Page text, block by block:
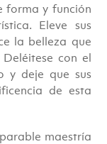
forma y función
Eleve sus
la belleza que
con el
y deje que sus
de esta
maestría